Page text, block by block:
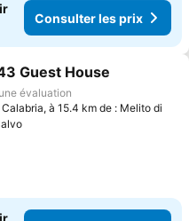
Consulter les prix
à mes favoris
Guest House
évaluation
Calabria, à 15.4 km de : Melito di